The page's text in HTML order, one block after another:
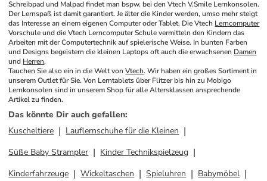
Der Lernspaß ist damit garantiert. Je älter die Kinder werden, umso mehr steigt
das Interesse an einem eigenen Computer oder Tablet. Die Vtech Lerncomputer
Vorschule und die Vtech Lerncomputer Schule vermitteln den Kindern das
Arbeiten mit der Computertechnik auf spielerische Weise. In bunten Farben
und Designs begeistern die kleinen Laptops oft auch die erwachsenen Damen
und Herren.
Tauchen Sie also ein in die Welt von Vtech. Wir haben ein großes Sortiment in
unserem Outlet für Sie. Von Lerntablets über Flitzer bis hin zu Mobigo
Lernkonsolen sind in unserem Shop für alle Altersklassen ansprechende
Artikel zu finden.
Das könnte Dir auch gefallen:
Kuscheltiere
Lauflernschuhe für die Kleinen
Süße Baby Strampler
Kinder Technikspielzeug
Kinderfahrzeuge
Wickeltaschen Spieluhren
Babymöbel